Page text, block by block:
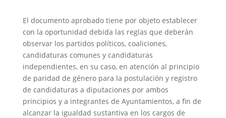
El documento aprobado tiene por objeto establecer
con la oportunidad debida las reglas que deberán
observar los partidos políticos, coaliciones,
candidaturas comunes y candidaturas
independientes, en su caso, en atención al principio
de paridad de género para la postulación y registro
de candidaturas a diputaciones por ambos
principios y a integrantes de Ayuntamientos, a fin de
alcanzar la igualdad sustantiva en los cargos de